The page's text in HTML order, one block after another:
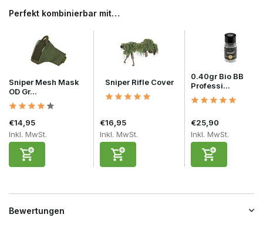
Perfekt kombinierbar mit…
Sniper Mesh Mask
OD Gr...
€14,95
Inkl. MwSt.
Sniper Rifle Cover
€16,95
Inkl. MwSt.
0.40gr Bio BB
Professi...
€25,90
Inkl. MwSt.
Bewertungen